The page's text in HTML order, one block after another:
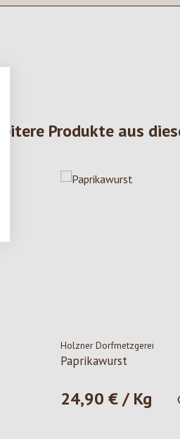
Produkte aus
Holzner Dorfmetzgerei
Paprikawurst
Regulärer Preis:
24,90 € / Kg